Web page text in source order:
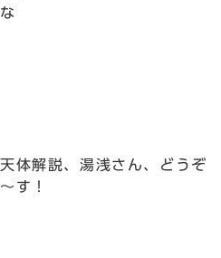
体解説、湯浅さん、どうぞ
す！